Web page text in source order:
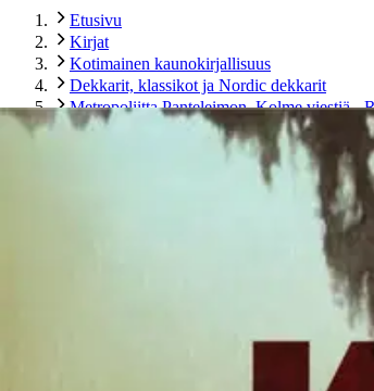
Etusivu
Kirjat
Kotimainen kaunokirjallisuus
Dekkarit, klassikot ja Nordic dekkarit
Metropoliitta Panteleimon, Kolme viestiä -
Ohita tuotekuva
-15 %